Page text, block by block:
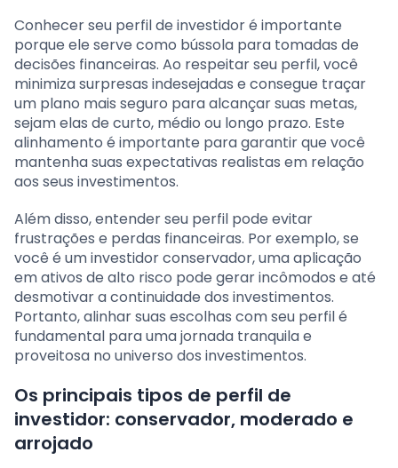
Conhecer seu perfil de investidor é importante
porque ele serve como bússola para tomadas de
decisões financeiras. Ao respeitar seu perfil, você
minimiza surpresas indesejadas e consegue traçar
um plano mais seguro para alcançar suas metas,
sejam elas de curto, médio ou longo prazo. Este
alinhamento é importante para garantir que você
mantenha suas expectativas realistas em relação
aos seus investimentos.
Além disso, entender seu perfil pode evitar
frustrações e perdas financeiras. Por exemplo, se
você é um investidor conservador, uma aplicação
em ativos de alto risco pode gerar incômodos e até
desmotivar a continuidade dos investimentos.
Portanto, alinhar suas escolhas com seu perfil é
fundamental para uma jornada tranquila e
proveitosa no universo dos investimentos.
Os principais tipos de perfil de
investidor: conservador, moderado e
arrojado